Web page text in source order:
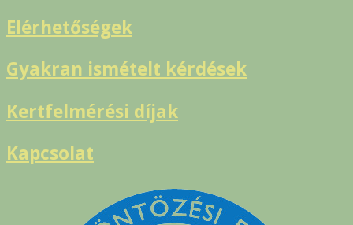
Elérhetőségek
Gyakran ismételt kérdések
Kertfelmérési díjak
Kapcsolat